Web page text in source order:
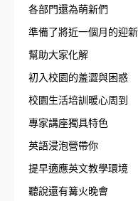
各部門還為萌新們
準備了將近一個月的迎
幫助大家化解
初入校園的羞澀與困惑
校園生活培訓暖心周到
專家講座獨具特色
英語浸泡營帶你
提早適應英文教學環境
聽說還有篝火晚會